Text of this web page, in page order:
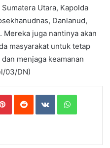
Utara, Kapolda
Danlanud,
Mereka juga nantinya akan
masyarakat untuk tetap
menjaga keamanan
03/DN)
Pinterest Reddit VKontakte